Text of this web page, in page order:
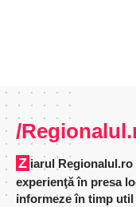
/
Ziarul Regionalul.ro este produsul unei echipe cu
experienţă în presa
informeze în timp